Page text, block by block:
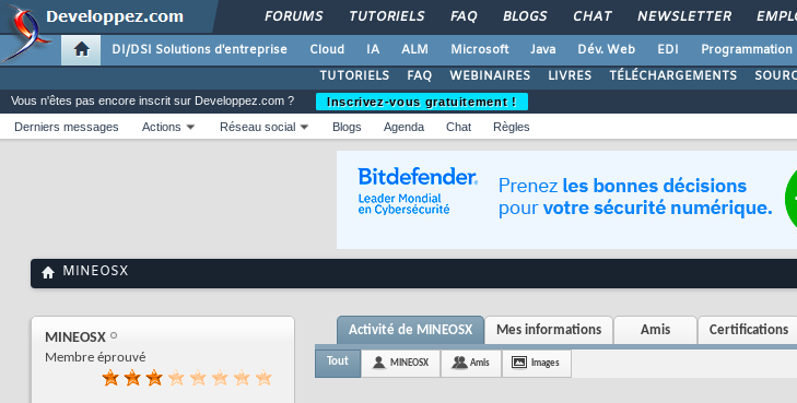
FORUMS TUTORIELS FAQ BLOGS CHAT NEWSLETTER
DI/DSI Solutions d'entreprise Cloud IA ALM Microsoft Java Dév. Web EDI Programmation
TUTORIELS
FAQ WEBINAIRES LIVRES TÉLÉCHARGEMENTS
Vous n'êtes pas encore inscrit sur Developpez.com ?
Inscrivez-vous gratuitement !
Derniers messages
Actions Réseau social Blogs Agenda Chat Règles
MINEOSX
MINEOSX
Membre éprouvé
Activité de MINEOSX Mes informations Amis Certifications
Tout MINEOSX Amis Images